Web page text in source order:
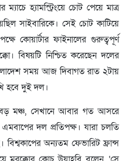
হ্যামস্ট্রিংয়ে চোট পেয়ে মাত্র
সাইবারিকে। সেই চোট কাটিয়ে
কোয়ার্টার ফাইনালের গুরুত্বপূর্ণ
বিষয়টি নিশ্চিত করেছেন দলের
সময় আজ দিবাগত রাত ২টায়
হবে দুই দল।
বড় মঞ্চ, সেখানে আবার গত আসরে
দল প্রতিপক্ষ। যারা চলতি
অন্যতম ফেভারিট ফ্রান্স